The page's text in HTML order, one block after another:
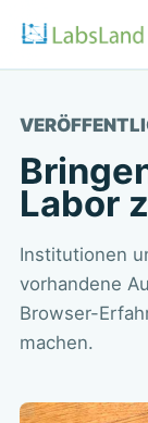
Labor
Institutionen
vorhandene
Browser-
machen.